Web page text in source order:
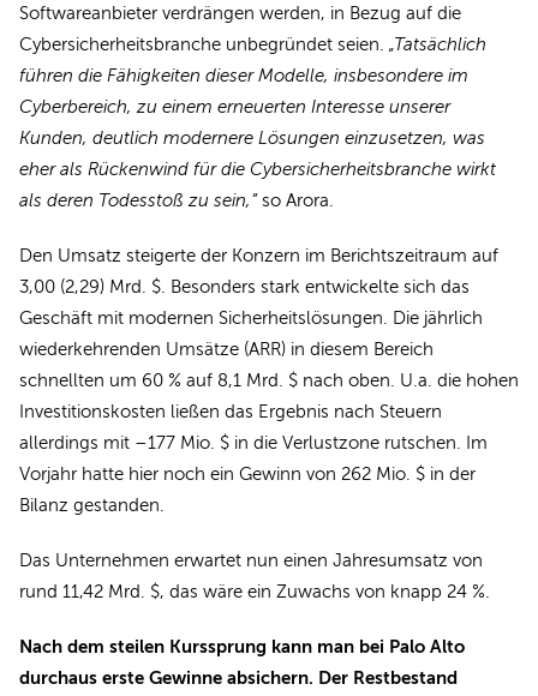
Softwareanbieter verdrängen werden, in Bezug auf die
Cybersicherheitsbranche unbegründet seien. „Tatsächlich
führen die Fähigkeiten dieser Modelle, insbesondere im
Cyberbereich, zu einem erneuerten Interesse unserer
Kunden, deutlich modernere Lösungen einzusetzen, was
eher als Rückenwind für die Cybersicherheitsbranche wirkt
als deren Todesstoß zu sein,“so Arora.
Den Umsatz steigerte der Konzern im Berichtszeitraum auf
3,00 (2,29) Mrd. $. Besonders stark entwickelte sich das
Geschäft mit modernen Sicherheitslösungen. Die jährlich
wiederkehrenden Umsätze (ARR) in diesem Bereich
schnellten um 60 % auf 8,1 Mrd. $ nach oben. U.a. die hohen
Investitionskosten ließen das Ergebnis nach Steuern
allerdings mit –177 Mio. $ in die Verlustzone rutschen. Im
Vorjahr hatte hier noch ein Gewinn von 262 Mio. $ in der
Bilanz gestanden.
Das Unternehmen erwartet nun einen Jahresumsatz von
rund 11,42 Mrd. $, das wäre ein Zuwachs von knapp 24 %.
Nach dem steilen Kurssprung kann man bei Palo Alto
durchaus erste Gewinne absichern. Der Restbestand